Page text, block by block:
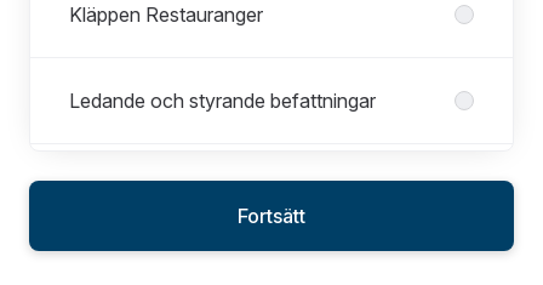
Kläppen Restauranger
Ledande och styrande befattningar
Logi -reception, bokning, grupp, städ,
fastighet, vaktmästeri och ägarservice
Fortsätt